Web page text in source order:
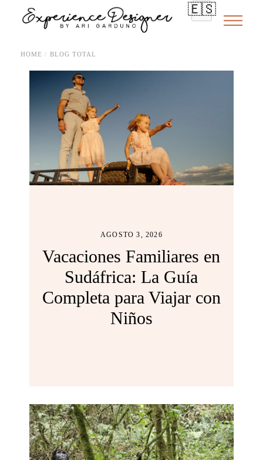
🇪🇸
HOME BLOG TOTAL
AGOSTO 3, 2026
Vacaciones Familiares en
Sudáfrica: La Guía
Completa para Viajar con
Niños